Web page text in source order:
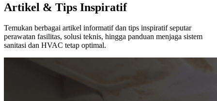
Artikel & Tips Inspiratif
Temukan berbagai artikel informatif dan tips inspiratif seputar
perawatan fasilitas, solusi teknis, hingga panduan menjaga sistem
sanitasi dan HVAC tetap optimal.